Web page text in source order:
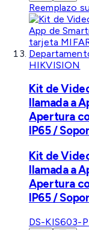
Reemplazo
HIKVISION
Kit de
llamada a
Apertura
IP65 /
Kit de
llamada a
Apertura
IP65 /
DS-KIS603-P